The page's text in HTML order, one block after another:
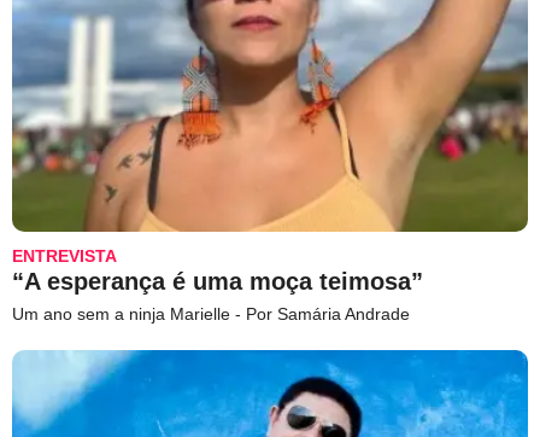
ENTREVISTA
“A esperança é uma moça teimosa”
Um ano sem a ninja Marielle - Por Samária Andrade